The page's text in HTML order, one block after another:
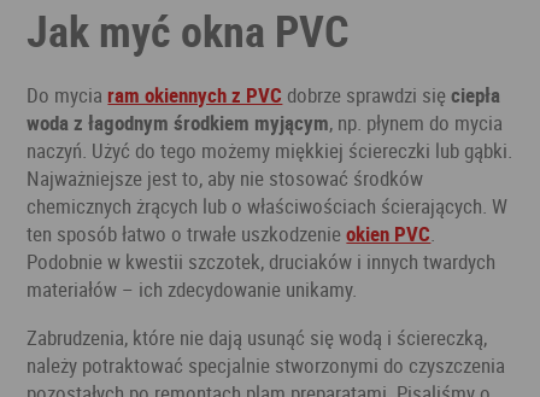
Jak myć okna PVC
Do mycia ram okiennych z PVC dobrze sprawdzi sięciepła
woda z łagodnym środkiem myjącym, np. płynem do mycia
naczyń. Użyć do tego możemy miękkiej ściereczki lub gąbki.
Najważniejsze jest to, aby nie stosować środków
chemicznych żrących lub o właściwościach ścierających. W
ten sposób łatwo o trwałe uszkodzenieokien PVC.
Podobnie w kwestii szczotek, druciaków i innych twardych
materiałów – ich zdecydowanie unikamy.
Zabrudzenia, które nie dają usunąć się wodą i ściereczką,
należy potraktować specjalnie stworzonymi do czyszczenia